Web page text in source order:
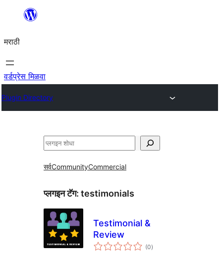
सामुग्रीवर
मराठी
वर्डप्रेस मिळवा
Plugin Directory
शोधा
सर्वCommunityCommercial
प्लगइन टॅग: testimonials
Testimonial &
Review
(0एकूण
मूल्यांकन
)